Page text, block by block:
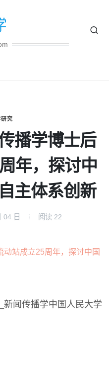
究
播学博士后
年，探讨中
主体系创新
04 日 阅读 22